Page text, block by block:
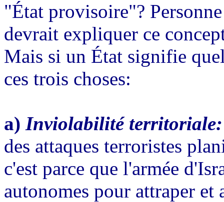
"État provisoire"?
devrait expliquer ce
Mais si un État signifie
ces trois choses:
a) Inviolabilité territoriale:
des attaques terroristes
c'est parce que l'armée
autonomes pour attraper et